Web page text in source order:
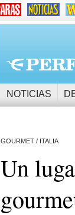
NOTICIAS
GOURMET / ITALIA
Un